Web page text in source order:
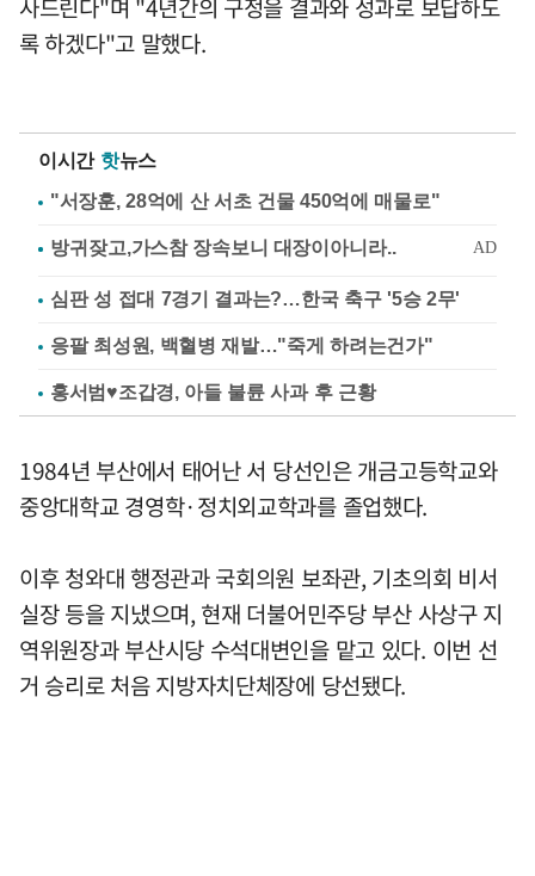
사드린다"며 "4년간의 구정을 결과와 성과로 보답하도
록 하겠다"고 말했다.
이시간 핫뉴스
"서장훈, 28억에 산 서초 건물 450억에 매물로"
심판 성 접대 7경기 결과는?…한국 축구 '5승 2무'
응팔 최성원, 백혈병 재발…"죽게 하려는건가"
홍서범♥조갑경, 아들 불륜 사과 후 근황
1984년 부산에서 태어난 서 당선인은 개금고등학교와
중앙대학교 경영학·정치외교학과를 졸업했다.
이후 청와대 행정관과 국회의원 보좌관, 기초의회 비서
실장 등을 지냈으며, 현재 더불어민주당 부산 사상구 지
역위원장과 부산시당 수석대변인을 맡고 있다. 이번 선
거 승리로 처음 지방자치단체장에 당선됐다.